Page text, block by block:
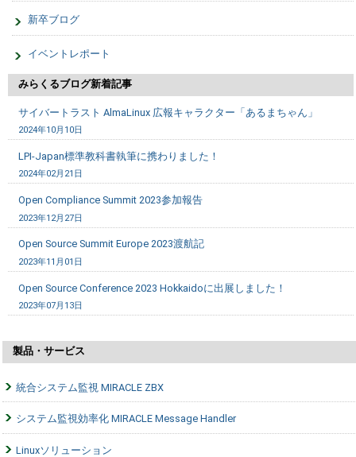
新卒ブログ
イベントレポート
みらくるブログ新着記事
サイバートラスト AlmaLinux 広報キャラクター「あるまちゃん」
2024年10月10日
LPI-Japan標準教科書執筆に携わりました！
2024年02月21日
Open Compliance Summit 2023参加報告
2023年12月27日
Open Source Summit Europe 2023渡航記
2023年11月01日
Open Source Conference 2023 Hokkaidoに出展しました！
2023年07月13日
製品・サービス
統合システム監視 MIRACLE ZBX
システム監視効率化 MIRACLE Message Handler
Linuxソリューション